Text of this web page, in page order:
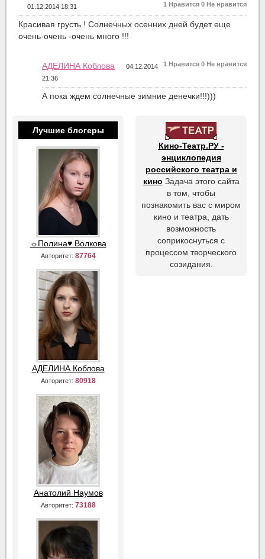
1 Нравится 0 Не нравится
01.12.2014 18:31
Красивая грусть ! Солнечных осенних дней будет еще
очень-очень -очень много !!!
1 Нравится 0 Не нравится
АДЕЛИНА Коблова
04.12.2014
21:36
А пока ждем солнечные зимние денечки!!!)))
Лучшие блогеры
☼Полина♥ Волкова
Авторитет: 87764
АДЕЛИНА Коблова
Авторитет: 80918
Анатолий Наумов
Авторитет: 73188
Кино-Театр.РУ -
энциклопедия
российского театра и
кино Задача этого сайта
в том, чтобы
познакомить вас с миром
кино и театра, дать
возможность
соприкоснуться с
процессом творческого
созидания.